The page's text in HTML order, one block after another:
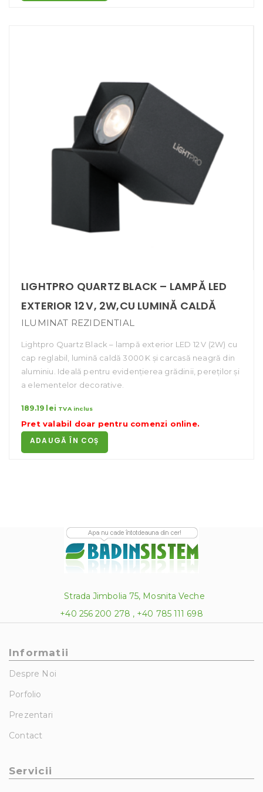
LIGHTPRO QUARTZ BLACK – LAMPĂ LED
EXTERIOR 12 V, 2W,CU LUMINĂ CALDĂ
ILUMINAT REZIDENTIAL
Lightpro Quartz Black – lampă exterior LED 12 V (2W) cu
cap reglabil, lumină caldă 3000 K și carcasă neagră din
aluminiu. Ideală pentru evidențierea grădinii, pereților și
a elementelor decorative.
189.19 lei TVA inclus
Pret valabil doar pentru comenzi online.
ADAUGĂ ÎN COȘ
Strada Jimbolia 75, Mosnita Veche
+40 256 200 278 , +40 785 111 698
Informatii
Despre Noi
Porfolio
Prezentari
Contact
Servicii